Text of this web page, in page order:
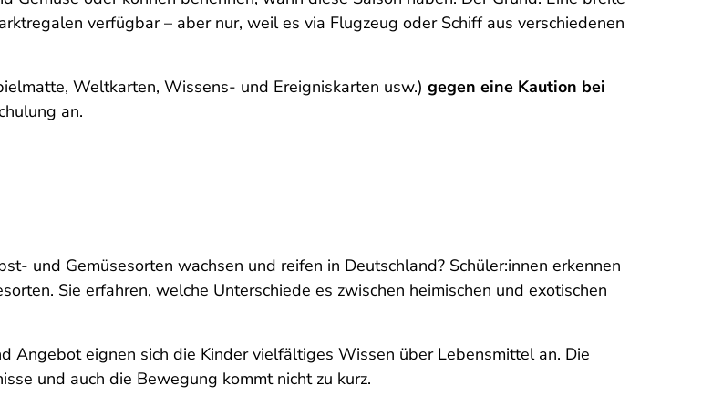
verfügbar – aber nur, weil es via Flugzeug oder Schiff aus verschiedenen
Weltkarten, Wissens- und Ereigniskarten usw.) gegen eine Kaution bei
an.
und Gemüsesorten wachsen und reifen in Deutschland? Schüler:innen erkennen
Sie erfahren, welche Unterschiede es zwischen heimischen und exotischen
Angebot eignen sich die Kinder vielfältiges Wissen über Lebensmittel an. Die
und auch die Bewegung kommt nicht zu kurz.